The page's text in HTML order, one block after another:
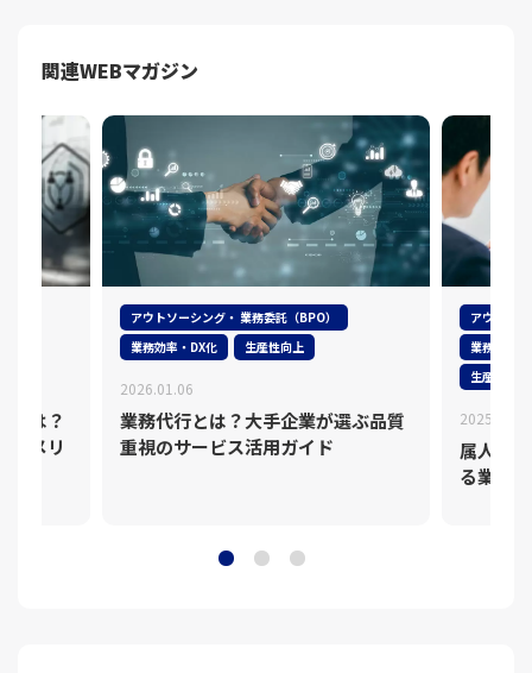
関連WEBマガジン
とは？
デメリ
アウトソーシング・ 業務委託（BPO）
業務効率・DX化
生産性向上
2026.01.06
業務代行とは？大手企業が選ぶ品質
重視のサービス活用ガイド
アウトソ
業務効率
生産性向上
2025.12.16
属人化
る業務